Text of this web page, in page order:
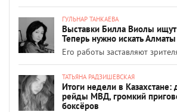
ГУЛЬНАР ТАНКАЕВА
Выставки Билла Виолы ищут
Теперь нужно искать Алматы
Его работы заставляют
ТАТЬЯНА РАДЗИШЕВСКАЯ
Итоги недели в
рейды МВД, громкий
боксёров